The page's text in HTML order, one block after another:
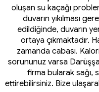
oluşan su kaçağı
duvarın yıkılması
edildiğinde, duvarın
ortaya çıkmaktadır.
zamanda cabası.
sorununuz varsa
firma bularak sağı,
ettirebilirsiniz. Bize